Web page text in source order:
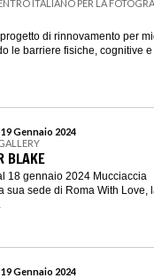
ITALIANO PER LA
di rinnovamento per
le barriere fisiche, cognitive
Gennaio 2024
BLAKE
18 gennaio 2024 Mucciaccia
sua sede di Roma With Love,
Gennaio 2024